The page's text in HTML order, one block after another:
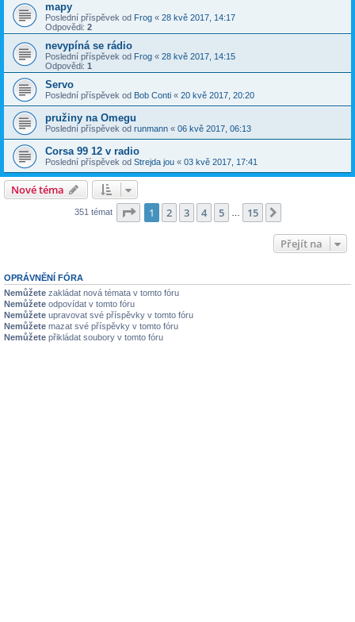
mapy
Poslední příspěvek od Frog « 28 kvě 2017, 14:17
Odpovědi: 2
nevypíná se rádio
Poslední příspěvek od Frog « 28 kvě 2017, 14:15
Odpovědi: 1
Servo
Poslední příspěvek od Bob Conti « 20 kvě 2017, 20:20
pružiny na Omegu
Poslední příspěvek od runmann « 06 kvě 2017, 06:13
Corsa 99 12 v radio
Poslední příspěvek od Strejda jou « 03 kvě 2017, 17:41
Nové téma
351 témat Stránka z 15
1 2 3 4 5 … 15
Přejít na
OPRÁVNĚNÍ FÓRA
Nemůžete zakládat nová témata v tomto fóru
Nemůžete odpovídat v tomto fóru
Nemůžete upravovat své příspěvky v tomto fóru
Nemůžete mazat své příspěvky v tomto fóru
Nemůžete přikládat soubory v tomto fóru